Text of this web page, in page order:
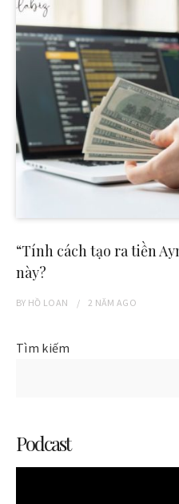
“Tính cách tạo ra tiền
này?
BY HỒ LOAN 2 NĂM AGO
Tìm kiếm
Podcast